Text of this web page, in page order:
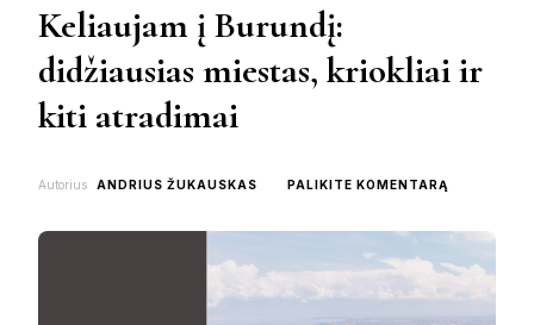
Keliaujam į Burundį:
didžiausias miestas, kriokliai ir
kiti atradimai
Autorius ANDRIUS ŽUKAUSKAS PALIKITE KOMENTARĄ